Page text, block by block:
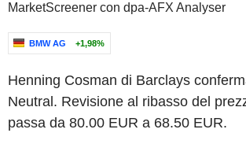
MarketScreener con dpa-AFX Analyser
BMW AG +1,98%
Henning Cosman di Barclays
Neutral. Revisione al ribasso del
passa da 80.00 EUR a 68.50 EUR.